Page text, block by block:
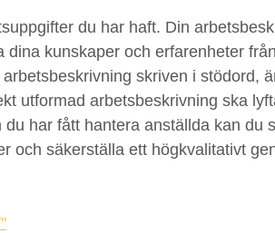
du har haft. Din
dina kunskaper och erfarenheter
skriven i stödord,
utformad arbetsbeskrivning ska
har fått hantera anställda kan du
och säkerställa ett högkvalitativt